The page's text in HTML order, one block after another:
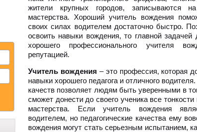
жители крупных городов, записываются
мастерства. Хороший учитель вождения
своих силах водителем достаточно быстро.
освоить навыки вождения, то главной
хорошего профессионального учителя
репутацией.
Учитель вождения – это профессия, которая
навыки хорошего педагога и отличного
качеств позволяет людям быть уверенными в
сможет донести до своего ученика все
мастерства. Если учитель вождения
водителем, но педагогические качества ему
вождения могут стать серьезным испытанием,